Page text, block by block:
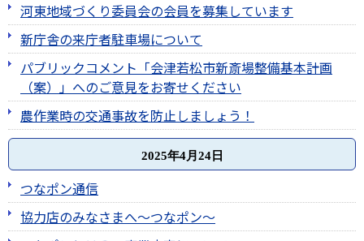
河東地域づくり委員会の会員を募集しています
新庁舎の来庁者駐車場について
パブリックコメント「会津若松市新斎場整備基本計画
（案）」へのご意見をお寄せください
農作業時の交通事故を防止しましょう！
2025年4月24日
つなポン通信
協力店のみなさまへ～つなポン～